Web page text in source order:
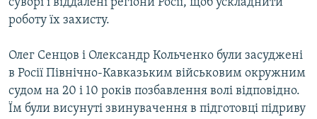
суворі і віддалені регіони Росії, щоб ускладнити
роботу їх захисту.
Олег Сенцов і Олександр Кольченко були засуджені
в Росії Північно-Кавказьким військовим окружним
судом на 20 і 10 років позбавлення волі відповідно.
Їм були висунуті звинувачення в підготовці підриву